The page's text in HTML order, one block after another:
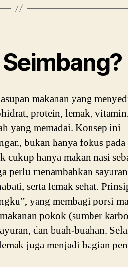
makanan yang
protein, lemak,
yang memadai. Konsep ini
bukan hanya fokus pada
cukup hanya makan nasi
perlu menambahkan
serta lemak sehat.
yang membagi porsi
pokok (sumber
dan buah-buahan.
juga menjadi bagian